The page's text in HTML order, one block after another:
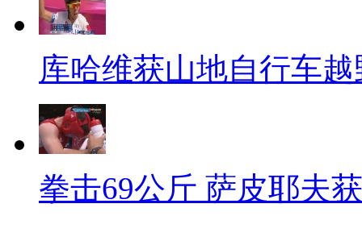
库哈维获山地自行车
拳击69公斤 萨皮耶夫